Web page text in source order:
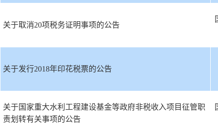
关于取消20项税务证明事项的公告
关于发行2018年印花税票的公告
关于国家重大水利工程建设基金等政府非税收入项目征管职
责划转有关事项的公告